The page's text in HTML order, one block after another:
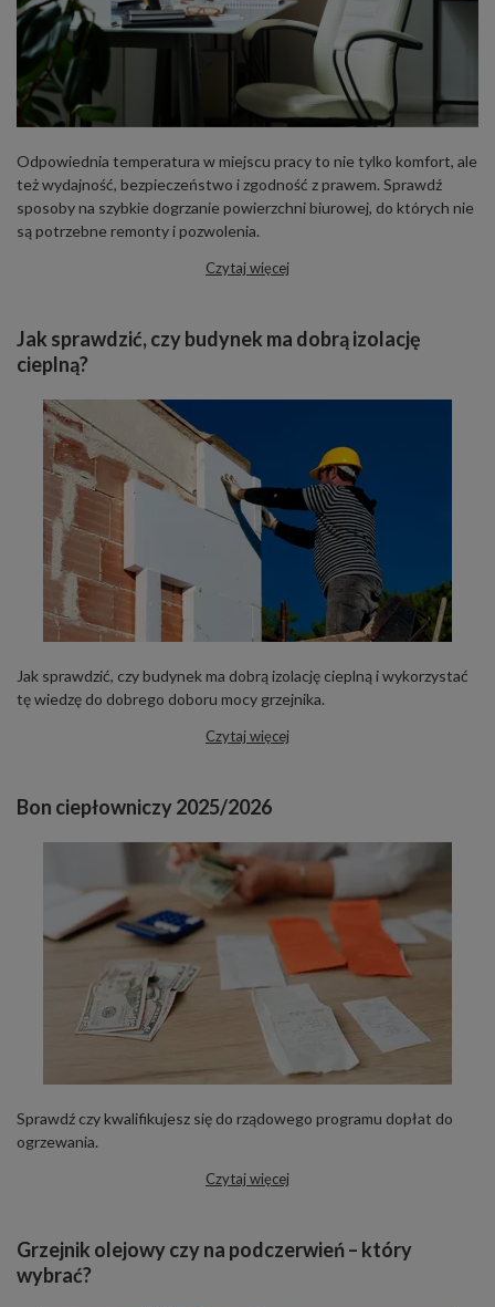
Odpowiednia temperatura w miejscu pracy to nie tylko komfort, ale
też wydajność, bezpieczeństwo i zgodność z prawem. Sprawdź
sposoby na szybkie dogrzanie powierzchni biurowej, do których nie
są potrzebne remonty i pozwolenia.
Czytaj więcej
Jak sprawdzić, czy budynek ma dobrą izolację
cieplną?
Jak sprawdzić, czy budynek ma dobrą izolację cieplną i wykorzystać
tę wiedzę do dobrego doboru mocy grzejnika.
Czytaj więcej
Bon ciepłowniczy 2025/2026
Sprawdź czy kwalifikujesz się do rządowego programu dopłat do
ogrzewania.
Czytaj więcej
Grzejnik olejowy czy na podczerwień – który
wybrać?